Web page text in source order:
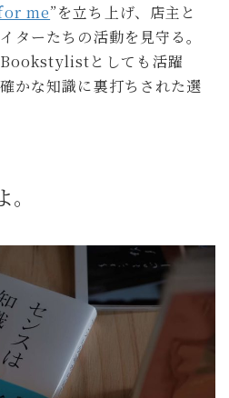
me”を立ち上げ、店主と
ターたちの活動を見守る。
Bookstylistとしても活躍
かな知識に裏打ちされた選